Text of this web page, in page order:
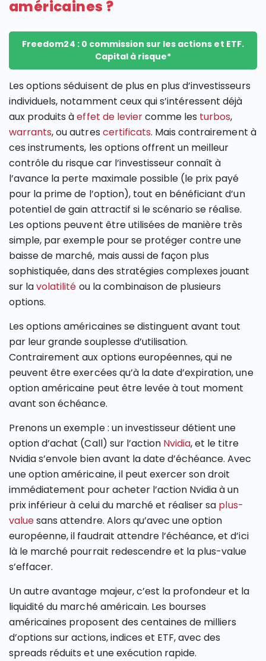
américaines ?
Freedom24 : 0 commission sur les actions et ETF.
Capital à risque*
Les options séduisent de plus en plus d’investisseurs
individuels, notamment ceux qui s’intéressent déjà
aux produits àeffet de leviercomme les turbos,
warrants, ou autres certificats. Mais contrairement à
ces instruments, les options offrent un meilleur
contrôle du risque car l’investisseur connaît à
l’avance la perte maximale possible (le prix payé
pour la prime de l’option), tout en bénéficiant d’un
potentiel de gain attractif si le scénario se réalise.
Les options peuvent être utilisées de manière très
simple, par exemple pour se protéger contre une
baisse de marché, mais aussi de façon plus
sophistiquée, dans des stratégies complexes jouant
sur lavolatilité ou la combinaison de plusieurs
options.
Les options américaines se distinguent avant tout
par leur grande souplesse d’utilisation.
Contrairement aux options européennes, qui ne
peuvent être exercées qu’à la date d’expiration, une
option américaine peut être levée à tout moment
avant son échéance.
Prenons un exemple : un investisseur détient une
option d’achat (Call) sur l’action Nvidia, et le titre
Nvidia s’envole bien avant la date d’échéance. Avec
une option américaine, il peut exercer son droit
immédiatement pour acheter l’action Nvidia à un
prix inférieur à celui du marché et réaliser sa plus-
valuesans attendre. Alors qu’avec une option
européenne, il faudrait attendre l’échéance, et d’ici
là le marché pourrait redescendre et la plus-value
s’effacer.
Un autre avantage majeur, c’est la profondeur et la
liquidité du marché américain. Les bourses
américaines proposent des centaines de milliers
d’options sur actions, indices et ETF, avec des
spreads réduits et une exécution rapide.